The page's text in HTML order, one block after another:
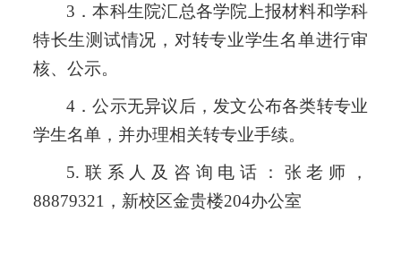
3．本科生院汇总各学院上报材料和学科
特长生测试情况，对转专业学生名单进行审
核、公示。
4．公示无异议后，发文公布各类转专业
学生名单，并办理相关转专业手续。
5.联系人及咨询电话：张老师，
88879321，新校区金贵楼204办公室